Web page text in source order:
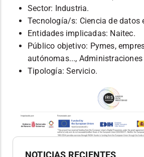
Sector: Industria.
Tecnología/s: Ciencia de datos
Entidades implicadas: Naitec.
Público objetivo: Pymes,
autónomas...,
Tipología: Servicio.